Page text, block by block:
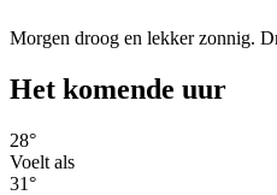
Morgen droog en lekker zonnig.
Het komende uur
28°
Voelt als
31°